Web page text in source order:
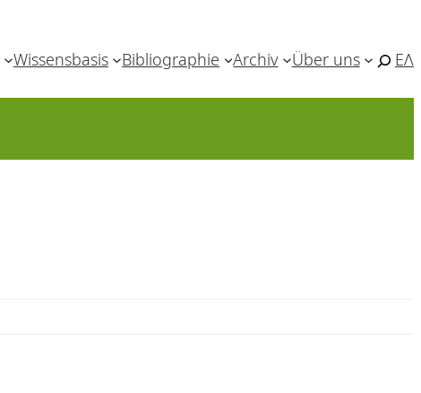
Wissensbasis Bibliographie Archiv Über uns ΕΛ